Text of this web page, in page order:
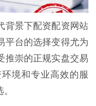
背景下配资配资网站
平台的选择变得尤为
推崇的正规实盘交易
境和专业高效的服